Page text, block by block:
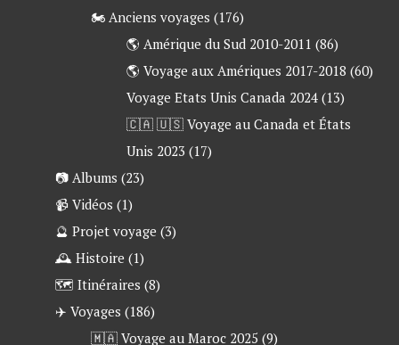
🏍 Anciens voyages (176)
🌎 Amérique du Sud 2010-2011 (86)
🌎 Voyage aux Amériques 2017-2018 (60)
Voyage Etats Unis Canada 2024 (13)
🇨🇦 🇺🇸 Voyage au Canada et États
Unis 2023 (17)
📷 Albums (23)
📹 Vidéos (1)
🔮 Projet voyage (3)
🕰 Histoire (1)
🗺 Itinéraires (8)
✈️ Voyages (186)
🇲🇦 Voyage au Maroc 2025 (9)